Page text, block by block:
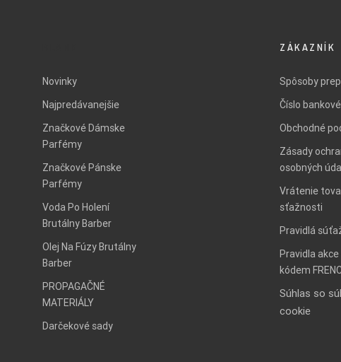
Novinky
Najpredávanejšie
Značkové Dámske
Parfémy
Značkové Pánske
Parfémy
Voda Po Holení
Brutálny Barber
Olej Na Fúzy Brutálny
Barber
PROPAGAČNÉ
MATERIÁLY
Darčekové sady
ZÁKAZNÍK
Spôsoby
Číslo
Obchodné
Zásady
osobných
Vrátenie
sťažnosti
Pravidlá
Pravidla akce
kódem
Súhlas so
cookie